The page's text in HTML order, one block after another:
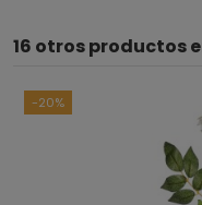
16 otros productos
-20%